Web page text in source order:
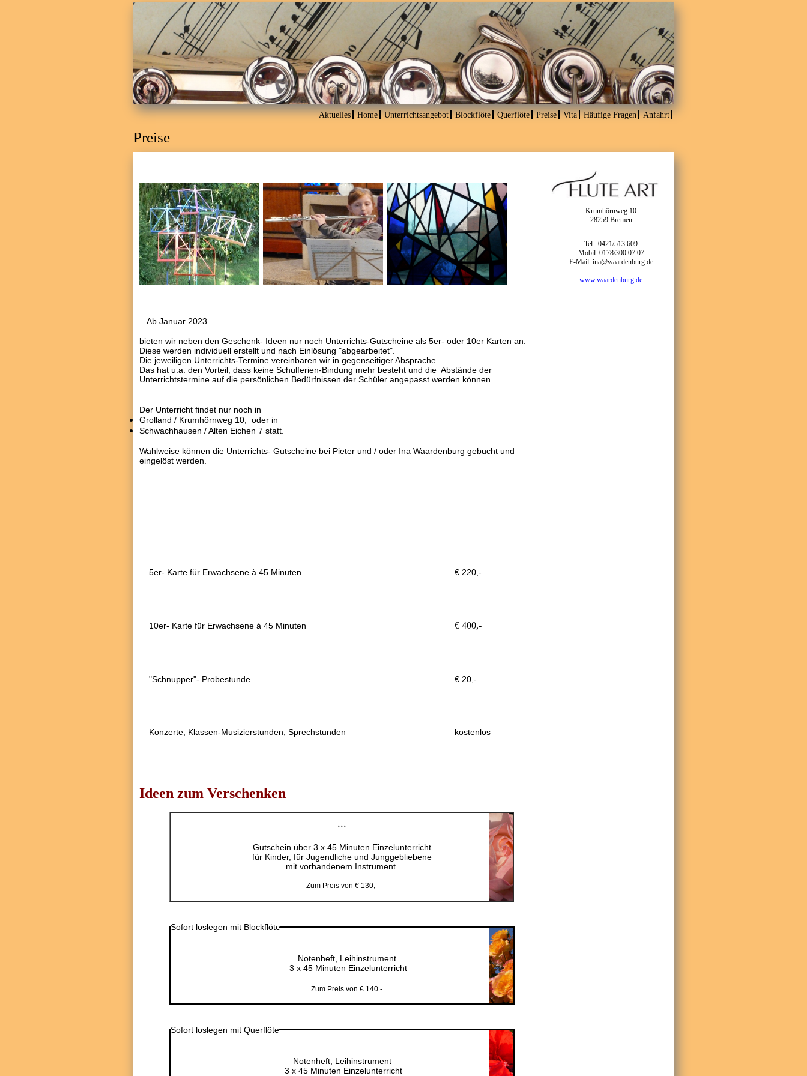
Aktuelles Home Unterrichtsangebot Blockflöte Querflöte Preise Vita Häufige Fragen Anfahrt
Preise
Krumhörnweg 10
28259 Bremen
Tel.: 0421/513 609
Mobil: 0178/300 07 07
E-Mail: ina@waardenburg.de
www.waardenburg.de
Ab Januar 2023
bieten wir neben den Geschenk- Ideen nur noch Unterrichts-Gutscheine als 5er- oder 10er Karten an.
Diese werden individuell erstellt und nach Einlösung "abgearbeitet".
Die jeweiligen Unterrichts-Termine vereinbaren wir in gegenseitiger Absprache.
Das hat u.a. den Vorteil, dass keine Schulferien-Bindung mehr besteht und die Abstände der
Unterrichtstermine auf die persönlichen Bedürfnissen der Schüler angepasst werden können.
Der Unterricht findet nur noch in
Grolland / Krumhörnweg 10, oder in
Schwachhausen / Alten Eichen 7 statt.
Wahlweise können die Unterrichts- Gutscheine bei Pieter und / oder Ina Waardenburg gebucht und
eingelöst werden.
5er- Karte für Erwachsene à 45 Minuten € 220,-
10er- Karte für Erwachsene à 45 Minuten € 400,-
"Schnupper"- Probestunde € 20,-
Konzerte, Klassen-Musizierstunden, Sprechstunden kostenlos
Ideen zum Verschenken
***
Gutschein über 3 x 45 Minuten Einzelunterricht
für Kinder, für Jugendliche und Junggebliebene
mit vorhandenem Instrument.
Zum Preis von € 130,-
Sofort loslegen mit Blockflöte
Notenheft, Leihinstrument
3 x 45 Minuten Einzelunterricht
Zum Preis von € 140.-
Sofort loslegen mit Querflöte
Notenheft, Leihinstrument
3 x 45 Minuten Einzelunterricht